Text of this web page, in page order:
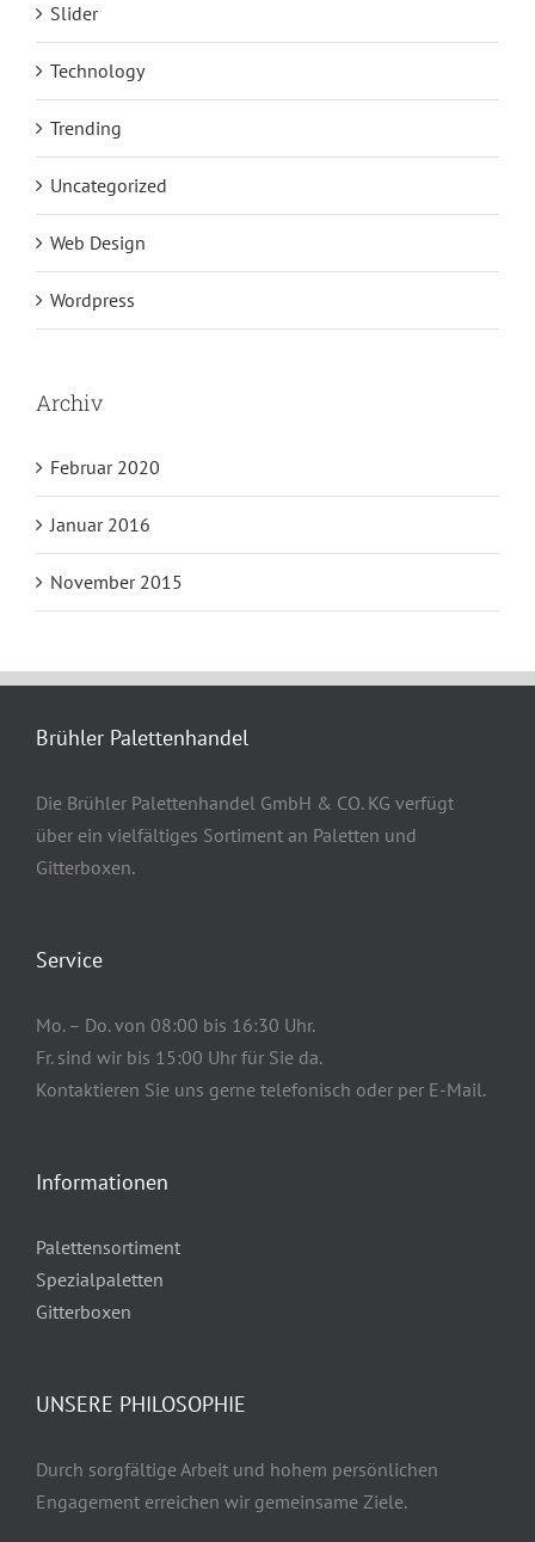
Slider
Technology
Trending
Uncategorized
Web Design
Wordpress
Archiv
Februar 2020
Januar 2016
November 2015
Brühler Palettenhandel
Die Brühler Palettenhandel GmbH & CO. KG verfügt
über ein vielfältiges Sortiment an Paletten und
Gitterboxen.
Service
Mo. – Do. von 08:00 bis 16:30 Uhr.
Fr. sind wir bis 15:00 Uhr für Sie da.
Kontaktieren Sie uns gerne telefonisch oder per E-Mail.
Informationen
Palettensortiment
Spezialpaletten
Gitterboxen
UNSERE PHILOSOPHIE
Durch sorgfältige Arbeit und hohem persönlichen
Engagement erreichen wir gemeinsame Ziele.